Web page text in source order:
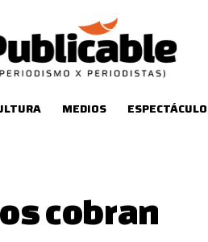
MEDIOS
cobran